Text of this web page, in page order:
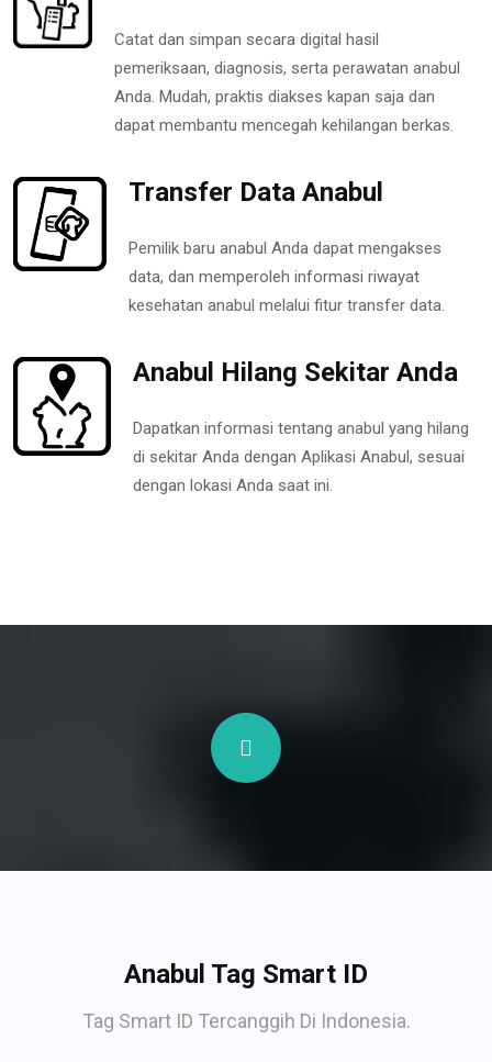
Catat dan simpan secara digital hasil
pemeriksaan, diagnosis, serta perawatan anabul
Anda. Mudah, praktis diakses kapan saja dan
dapat membantu mencegah kehilangan berkas.
Transfer Data Anabul
Pemilik baru anabul Anda dapat mengakses
data, dan memperoleh informasi riwayat
kesehatan anabul melalui fitur transfer data.
Anabul Hilang Sekitar Anda
Dapatkan informasi tentang anabul yang hilang
di sekitar Anda dengan Aplikasi Anabul, sesuai
dengan lokasi Anda saat ini.
Anabul Tag Smart ID
Tag Smart ID Tercanggih Di Indonesia.